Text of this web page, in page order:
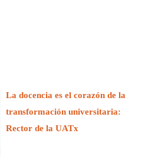
La docencia es el corazón de la
transformación universitaria:
Rector de la UATx